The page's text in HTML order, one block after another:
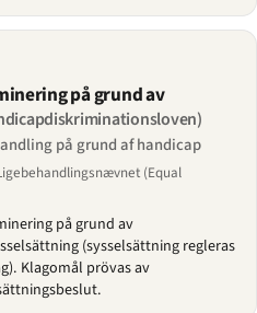
på grund av
på grund af handicap
(Equal
på grund av
(sysselsättning regleras
Klagomål prövas av